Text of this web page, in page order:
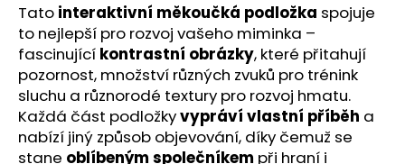
Tato interaktivní měkoučká podložka spojuje
to nejlepší pro rozvoj vašeho miminka –
fascinující kontrastní obrázky, které přitahují
pozornost, množství různých zvuků pro trénink
sluchu a různorodé textury pro rozvoj hmatu.
Každá část podložkyvypráví vlastní příběh a
nabízí jiný způsob objevování, díky čemuž se
stane oblíbeným společníkem při hraní i